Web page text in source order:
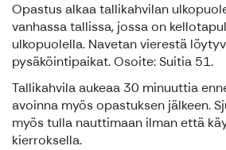
Opastus alkaa tallikahvilan
vanhassa tallissa, jossa on
ulkopuolella. Navetan vierestä
pysäköintipaikat. Osoite: Suitia 51.
Tallikahvila aukeaa 30 minuuttia
avoinna myös opastuksen jälkeen.
myös tulla nauttimaan ilman että
kierroksella.